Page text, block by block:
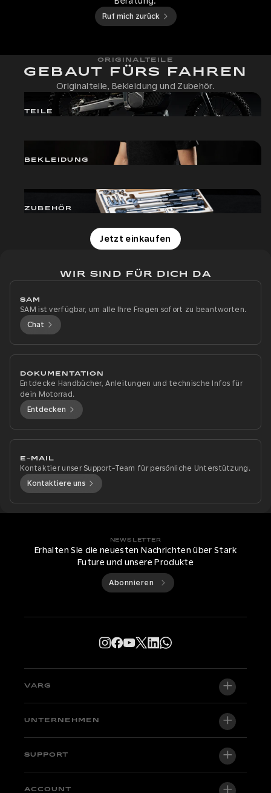
Ruf mich zurück
ORIGINALTEILE
GEBAUT FÜRS FAHREN
Originalteile, Bekleidung und Zubehör.
TEILE
BEKLEIDUNG
ZUBEHÖR
Jetzt einkaufen
WIR SIND FÜR DICH DA
SAM
SAM ist verfügbar, um alle Ihre Fragen sofort zu beantworten.
Chat
DOKUMENTATION
Entdecke Handbücher, Anleitungen und technische Infos für
dein Motorrad.
Entdecken
E-MAIL
Kontaktier unser Support-Team für persönliche Unterstützung.
Kontaktiere uns
NEWSLETTER
Erhalten Sie die neuesten Nachrichten über Stark
Future und unsere Produkte
Abonnieren
VARG
VARG EX
Factory Edition
UNTERNEHMEN
Über uns
SUPPORT
Support-Zentrale
ACCOUNT